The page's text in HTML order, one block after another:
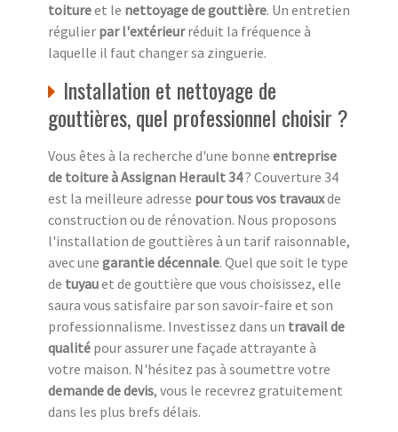
toitureet le nettoyage de gouttière. Un entretien
régulier par l'extérieurréduit la fréquence à
laquelle il faut changer sa zinguerie.
Installation et nettoyage de
gouttières, quel professionnel choisir ?
Vous êtes à la recherche d'une bonne entreprise
de toiture à Assignan Herault 34? Couverture 34
est la meilleure adresse pour tous vos travauxde
construction ou de rénovation. Nous proposons
l'installation de gouttières à un tarif raisonnable,
avec une garantie décennale. Quel que soit le type
de tuyauet de gouttière que vous choisissez, elle
saura vous satisfaire par son savoir-faire et son
professionnalisme. Investissez dans un travail de
qualité pour assurer une façade attrayante à
votre maison. N'hésitez pas à soumettre votre
demande de devis, vous le recevrez gratuitement
dans les plus brefs délais.